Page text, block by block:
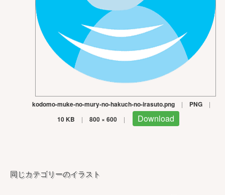
kodomo-muke-no-mury-no-hakuch-no-irasuto.png | PNG |
10 KB | 800 × 600 | Download
同じカテゴリーのイラスト